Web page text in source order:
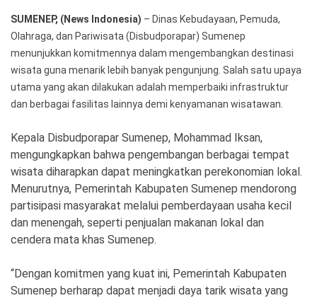
SosBud
Sosial Budaya
Wisata
Indeks Birokrasi
SUMENEP, (News Indonesia) – Dinas Kebudayaan, Pemuda,
Olahraga, dan Pariwisata (Disbudporapar) Sumenep
menunjukkan komitmennya dalam mengembangkan destinasi
wisata guna menarik lebih banyak pengunjung. Salah satu upaya
utama yang akan dilakukan adalah memperbaiki infrastruktur
dan berbagai fasilitas lainnya demi kenyamanan wisatawan.
Kepala Disbudporapar Sumenep, Mohammad Iksan,
mengungkapkan bahwa pengembangan berbagai tempat
wisata diharapkan dapat meningkatkan perekonomian lokal.
Menurutnya, Pemerintah Kabupaten Sumenep mendorong
partisipasi masyarakat melalui pemberdayaan usaha kecil
dan menengah, seperti penjualan makanan lokal dan
cendera mata khas Sumenep.
“Dengan komitmen yang kuat ini, Pemerintah Kabupaten
Sumenep berharap dapat menjadi daya tarik wisata yang